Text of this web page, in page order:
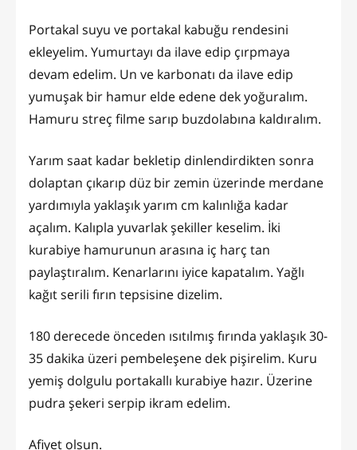
Portakal suyu ve portakal kabuğu rendesini
ekleyelim. Yumurtayı da ilave edip çırpmaya
devam edelim. Un ve karbonatı da ilave edip
yumuşak bir hamur elde edene dek yoğuralım.
Hamuru streç filme sarıp buzdolabına kaldıralım.
Yarım saat kadar bekletip dinlendirdikten sonra
dolaptan çıkarıp düz bir zemin üzerinde merdane
yardımıyla yaklaşık yarım cm kalınlığa kadar
açalım. Kalıpla yuvarlak şekiller keselim. İki
kurabiye hamurunun arasına iç harç tan
paylaştıralım. Kenarlarını iyice kapatalım. Yağlı
kağıt serili fırın tepsisine dizelim.
180 derecede önceden ısıtılmış fırında yaklaşık 30-
35 dakika üzeri pembeleşene dek pişirelim. Kuru
yemiş dolgulu portakallı kurabiye hazır. Üzerine
pudra şekeri serpip ikram edelim.
Afiyet olsun.